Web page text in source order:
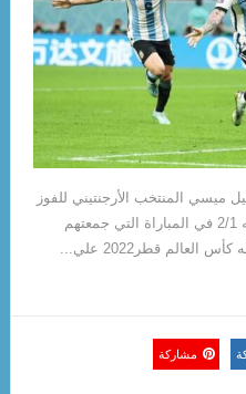
ميسي المنتخب الأرجنتيني للفوز
علي نظيره المنتخب الاسترالي بنتيجه 2/1 في المباراة التي جمعتهم
قطر2022 علي...
مشاركة